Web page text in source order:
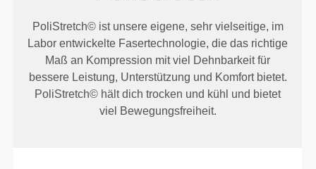
PoliStretch© ist unsere eigene, sehr vielseitige, im
Labor entwickelte Fasertechnologie, die das richtige
Maß an Kompression mit viel Dehnbarkeit für
bessere Leistung, Unterstützung und Komfort bietet.
PoliStretch© hält dich trocken und kühl und bietet
viel Bewegungsfreiheit.